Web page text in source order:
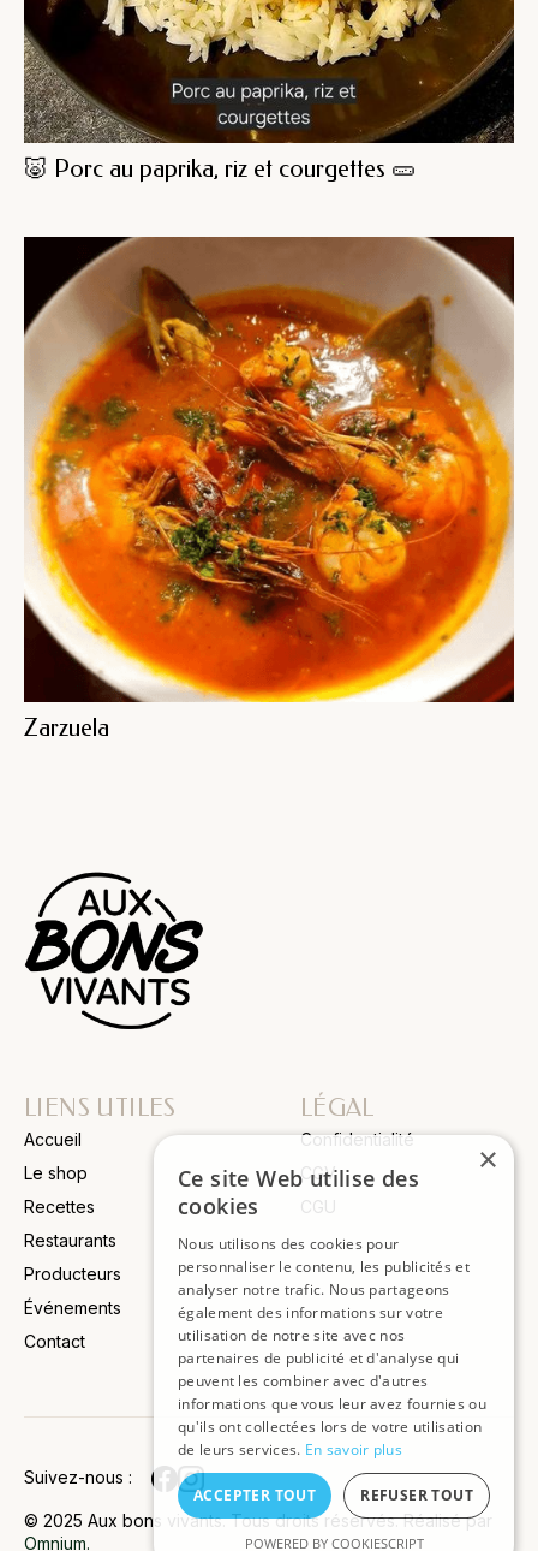
🐷 Porc au paprika, riz et courgettes 🥒
Zarzuela
LIENS UTILES
Accueil
Le shop
Recettes
Restaurants
Producteurs
Événements
Contact
LÉGAL
Confidentialité
CGV
CGU
© 2025 Aux bons vivants. Tous droits réservés. Réalisé par
Omnium.
Suivez-nous :
Soyez
informé
des
×
Ce site Web utilise des
cookies
Nous utilisons des cookies pour
personnaliser le contenu, les publicités et
analyser notre trafic. Nous partageons
également des informations sur votre
utilisation de notre site avec nos
partenaires de publicité et d'analyse qui
peuvent les combiner avec d'autres
informations que vous leur avez fournies ou
qu'ils ont collectées lors de votre utilisation
de leurs services. En savoir plus
ACCEPTER TOUT REFUSER TOUT
POWERED BY COOKIESCRIPT